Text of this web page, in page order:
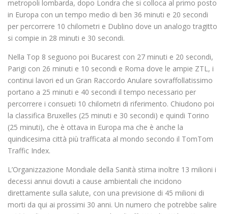
metropoli lombarda, dopo Londra che si colloca al primo posto
in Europa con un tempo medio di ben 36 minuti e 20 secondi
per percorrere 10 chilometri e Dublino dove un analogo tragitto
si compie in 28 minuti e 30 secondi.
Nella Top 8 seguono poi Bucarest con 27 minuti e 20 secondi,
Parigi con 26 minuti e 10 secondi e Roma dove le ampie ZTL, i
continui lavori ed un Gran Raccordo Anulare sovraffollatissimo
portano a 25 minuti e 40 secondi il tempo necessario per
percorrere i consueti 10 chilometri di riferimento. Chiudono poi
la classifica Bruxelles (25 minuti e 30 secondi) e quindi Torino
(25 minuti), che è ottava in Europa ma che è anche la
quindicesima città più trafficata al mondo secondo il TomTom
Traffic Index.
L’Organizzazione Mondiale della Sanità stima inoltre 13 milioni i
decessi annui dovuti a cause ambientali che incidono
direttamente sulla salute, con una previsione di 45 milioni di
morti da qui ai prossimi 30 anni. Un numero che potrebbe salire